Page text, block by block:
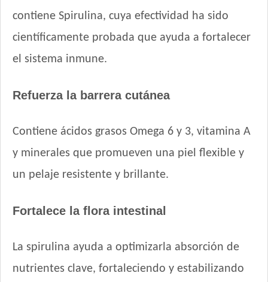
Maxxium Perro Adulto Cordero Patagónico y Arroz
Maxxium Perro Adulto Pollo de Campo y Arroz
MisterPet High Performance
MisterPet Perro Adulto Mordida Grande
Natural Meat Perro Adulto
Nature Perro Adulto Medianos y Grandes
Nutribon Plus Perro Adulto Criadores
Nutribon XQ Adulto de Raza Mediana y Grande
Nutrique Healthy Weight Dog
contiene Spirulina, cuya efectividad ha sido
científicamente probada que ayuda a fortalecer
el sistema inmune.
Refuerza la barrera cutánea
Contiene ácidos grasos Omega 6 y 3, vitamina A
y minerales que promueven una piel flexible y
un pelaje resistente y brillante.
Fortalece la flora intestinal
La spirulina ayuda a optimizarla absorción de
nutrientes clave, fortaleciendo y estabilizando